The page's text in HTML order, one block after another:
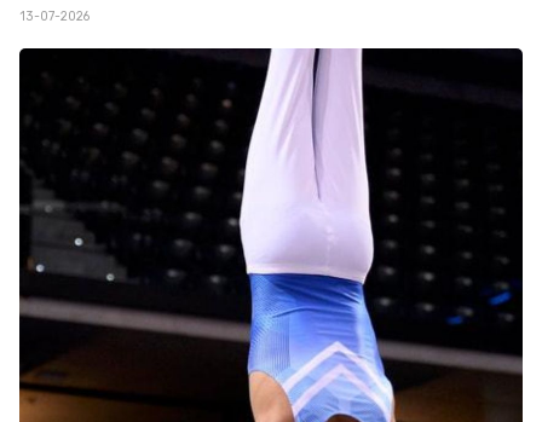
13-07-2026